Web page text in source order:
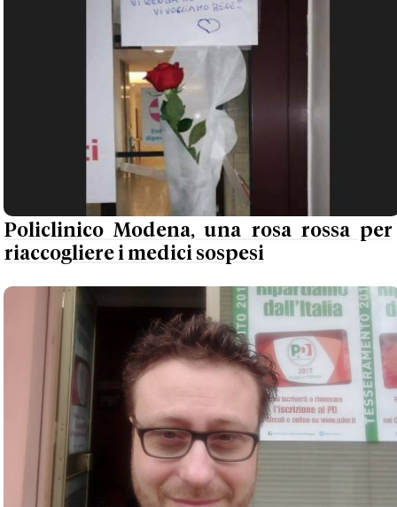
Policlinico Modena, una rosa rossa per
riaccogliere i medici sospesi